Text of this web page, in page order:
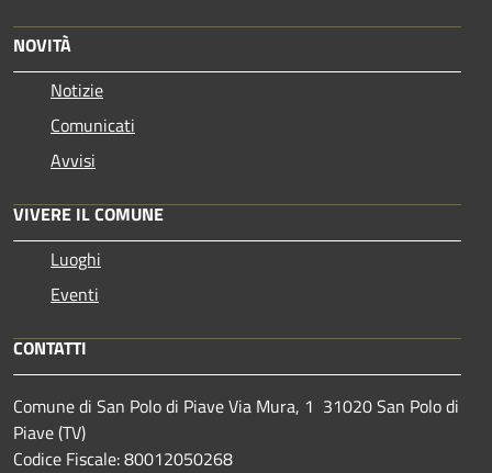
NOVITÀ
Notizie
Comunicati
Avvisi
VIVERE IL COMUNE
Luoghi
Eventi
CONTATTI
Comune di San Polo di Piave Via Mura, 1 31020 San Polo di
Piave (TV)
Codice Fiscale: 80012050268